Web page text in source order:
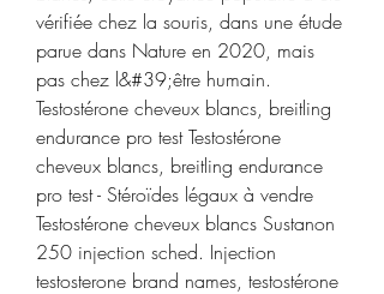
vérifiée chez la souris, dans une étude
parue dans Nature en 2020, mais
pas chez l&#39;être humain.
Testostérone cheveux blancs, breitling
endurance pro test Testostérone
cheveux blancs, breitling endurance
pro test - Stéroïdes légaux à vendre
Testostérone cheveux blancs Sustanon
250 injection sched. Injection
testosterone brand names, testostérone